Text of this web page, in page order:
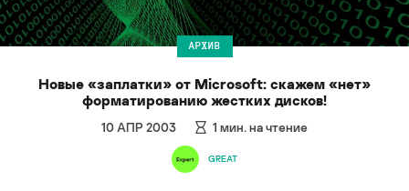
АРХИВ
Новые «заплатки» от Microsoft: скажем «нет»
форматированию жестких дисков!
10 АПР 2003 1 мин. на чтение
GREAT